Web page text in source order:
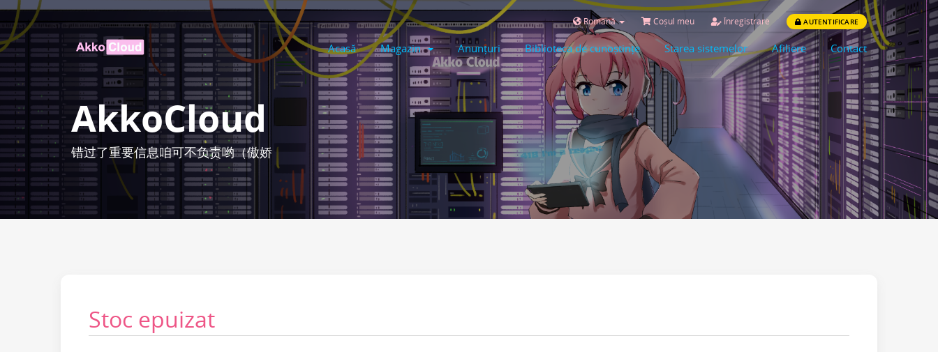
Română Coșul meu Înregistrare AUTENTIFICARE
Acasă Magazin Anunțuri Biblioteca de cunoștințe Starea sistemelor Afiliere Contact
AkkoCloud
错过了重要信息咱可不负责哟（傲娇
Stoc epuizat